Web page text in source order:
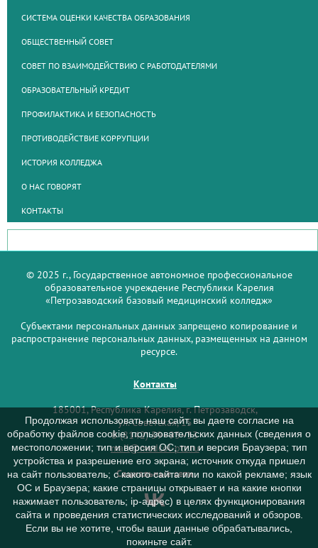
СИСТЕМА ОЦЕНКИ КАЧЕСТВА ОБРАЗОВАНИЯ
ОБЩЕСТВЕННЫЙ СОВЕТ
СОВЕТ ПО ВЗАИМОДЕЙСТВИЮ С РАБОТОДАТЕЛЯМИ
ОБРАЗОВАТЕЛЬНЫЙ КРЕДИТ
ПРОФИЛАКТИКА И БЕЗОПАСНОСТЬ
ПРОТИВОДЕЙСТВИЕ КОРРУПЦИИ
ИСТОРИЯ КОЛЛЕДЖА
О НАС ГОВОРЯТ
КОНТАКТЫ
© 2025 г., Государственное автономное профессиональное
образовательное учреждение Республики Карелия
«Петрозаводский базовый медицинский колледж»
Субъектами персональных данных запрещено копирование и
распространение персональных данных, размещенных на данном
ресурсе.
Контакты
185001, Республика Карелия, г. Петрозаводск,
ул. Советская, 15
8 (8142) 59–93–33
mail@medcol-ptz.ru
Социальные сети
Продолжая использовать наш сайт, вы даете согласие на
обработку файлов cookie, пользовательских данных (сведения о
местоположении; тип и версия ОС; тип и версия Браузера; тип
устройства и разрешение его экрана; источник откуда пришел
на сайт пользователь; с какого сайта или по какой рекламе; язык
ОС и Браузера; какие страницы открывает и на какие кнопки
нажимает пользователь; ip-адрес) в целях функционирования
сайта и проведения статистических исследований и обзоров.
Если вы не хотите, чтобы ваши данные обрабатывались,
покиньте сайт.